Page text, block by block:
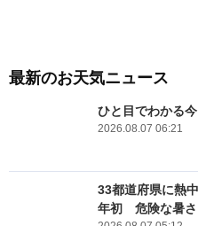
最新のお天気ニュース
ひと目でわかる
2026.08.07 06:21
33都道府県に熱
年初 危険な暑さ